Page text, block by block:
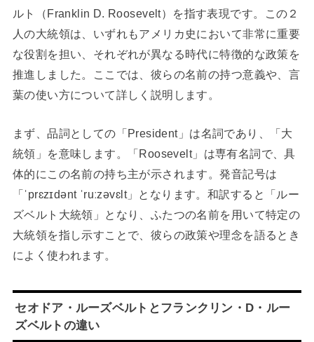
ルト（Franklin D. Roosevelt）を指す表現です。この２
人の大統領は、いずれもアメリカ史において非常に重要
な役割を担い、それぞれが異なる時代に特徴的な政策を
推進しました。ここでは、彼らの名前の持つ意義や、言
葉の使い方について詳しく説明します。
まず、品詞としての「President」は名詞であり、「大
統領」を意味します。「Roosevelt」は専有名詞で、具
体的にこの名前の持ち主が示されます。発音記号は
「ˈprɛzɪdənt ˈruːzəvɛlt」となります。和訳すると「ルー
ズベルト大統領」となり、ふたつの名前を用いて特定の
大統領を指し示すことで、彼らの政策や理念を語るとき
によく使われます。
セオドア・ルーズベルトとフランクリン・D・ルー
ズベルトの違い